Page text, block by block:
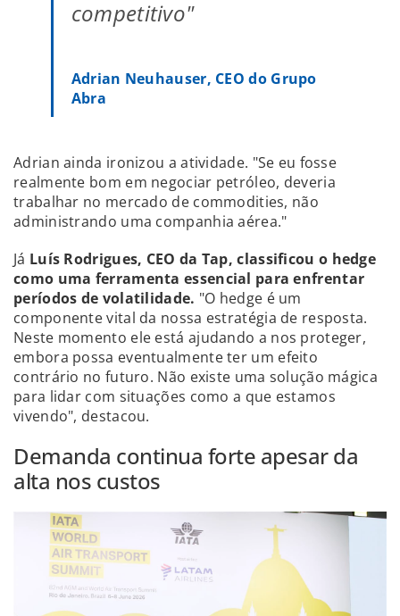
competitivo"
Adrian Neuhauser, CEO do Grupo
Abra
Adrian ainda ironizou a atividade. "Se eu fosse
realmente bom em negociar petróleo, deveria
trabalhar no mercado de commodities, não
administrando uma companhia aérea."
Já Luís Rodrigues, CEO da Tap, classificou o hedge
como uma ferramenta essencial para enfrentar
períodos de volatilidade. "O hedge é um
componente vital da nossa estratégia de resposta.
Neste momento ele está ajudando a nos proteger,
embora possa eventualmente ter um efeito
contrário no futuro. Não existe uma solução mágica
para lidar com situações como a que estamos
vivendo", destacou.
Demanda continua forte apesar da
alta nos custos